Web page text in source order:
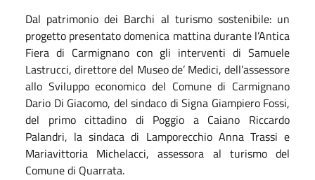
Dal patrimonio dei Barchi al turismo sostenibile: un
progetto presentato domenica mattina durante l’Antica
Fiera di Carmignano con gli interventi di Samuele
Lastrucci, direttore del Museo de’ Medici, dell’assessore
allo Sviluppo economico del Comune di Carmignano
Dario Di Giacomo, del sindaco di Signa Giampiero Fossi,
del primo cittadino di Poggio a Caiano Riccardo
Palandri, la sindaca di Lamporecchio Anna Trassi e
Mariavittoria Michelacci, assessora al turismo del
Comune di Quarrata.